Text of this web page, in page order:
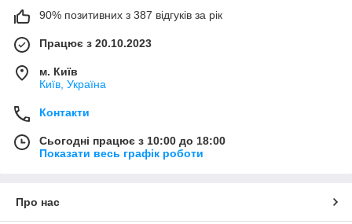
90% позитивних з 387 відгуків за рік
Працює з 20.10.2023
м. Київ
Київ, Україна
Контакти
Сьогодні працює з 10:00 до 18:00
Показати весь графік роботи
Про нас